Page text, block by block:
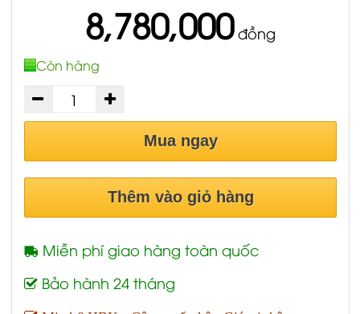
8,780,000đồng
Còn hàng
Mua ngay
Thêm vào giỏ hàng
Miễn phí giao hàng toàn quốc
Bảo hành 24 tháng